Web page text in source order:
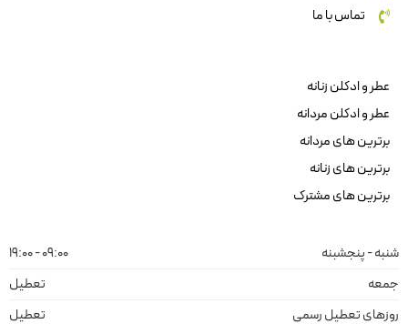
تماس با ما
عطر و ادکلن زنانه
عطر و ادکلن مردانه
برترین های مردانه
برترین های زنانه
برترین های مشترک
شنبه - پنجشبنه
09:00 - 19:00
جمعه
تعطیل
روزهای تعطیل رسمی
تعطیل